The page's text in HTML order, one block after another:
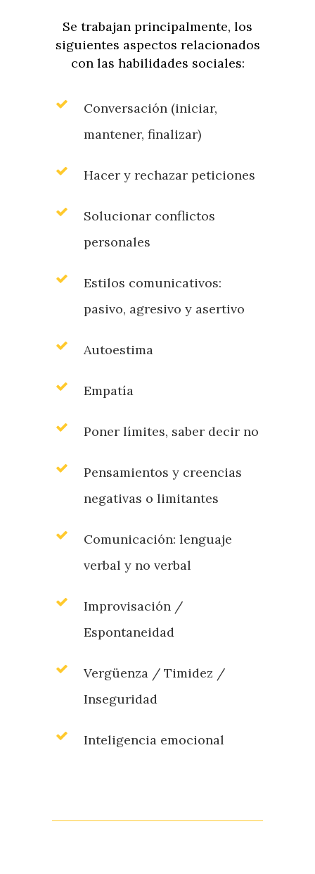
Se trabajan principalmente, los
siguientes aspectos relacionados
con las habilidades sociales:
Conversación (iniciar,
mantener, finalizar)
Hacer y rechazar peticiones
Solucionar conflictos
personales
Estilos comunicativos:
pasivo, agresivo y asertivo
Autoestima
Empatía
Poner límites, saber decir no
Pensamientos y creencias
negativas o limitantes
Comunicación: lenguaje
verbal y no verbal
Improvisación /
Espontaneidad
Vergüenza / Timidez /
Inseguridad
Inteligencia emocional